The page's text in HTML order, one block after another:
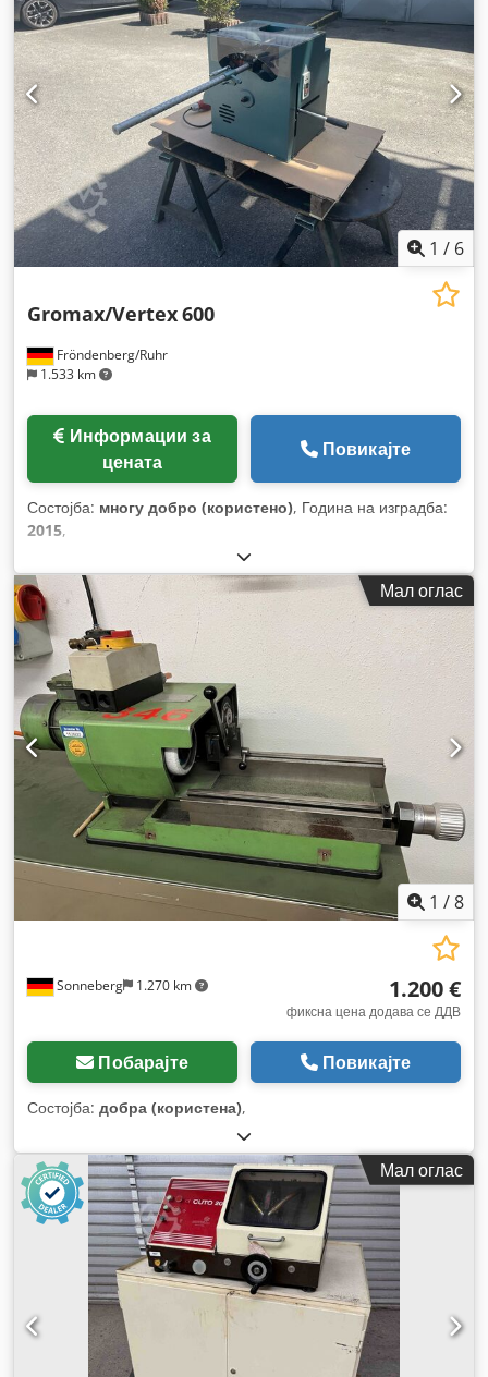
1 / 6
Fröndenberg/Ruhr
1.533 km
Gromax/Vertex600
цената
Повикајте
Состојба: многу добро (користено), Година на изградба:
2015,
Мал оглас
1 /8
Sonneberg 1.270 km 1.200 €
фиксна цена додава се ДДВ
Побарајте Повикајте
Состојба: добра (користена),
Мал оглас